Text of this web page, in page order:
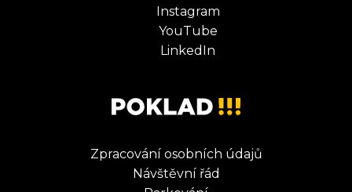
Instagram
YouTube
LinkedIn
Zpracování osobních údajů
Návštěvní řád